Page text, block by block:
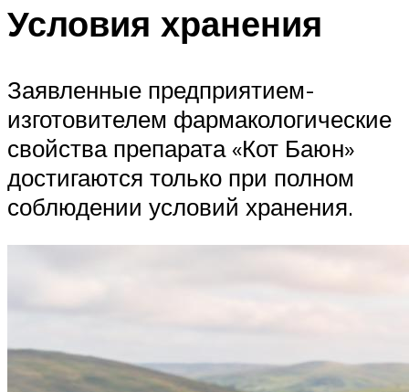
Условия хранения
Заявленные предприятием-
изготовителем фармакологические
свойства препарата «Кот Баюн»
достигаются только при полном
соблюдении условий хранения.